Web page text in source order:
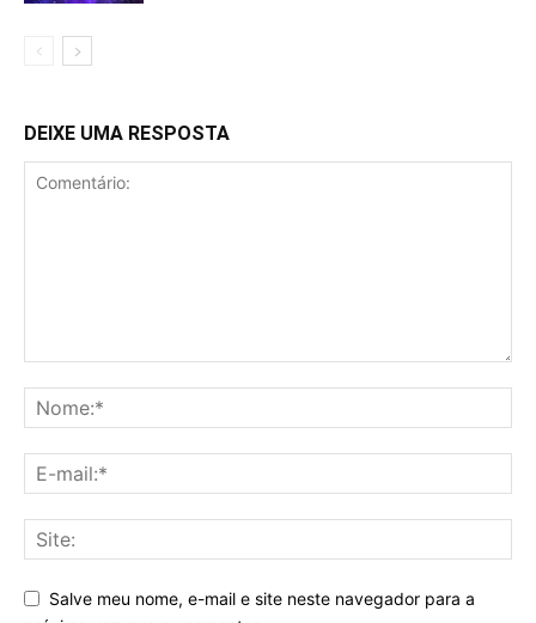
DEIXE UMA RESPOSTA
Salve meu nome, e-mail e site neste navegador para a